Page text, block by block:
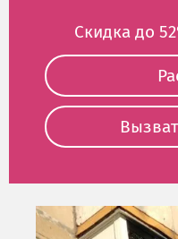
Скидка до